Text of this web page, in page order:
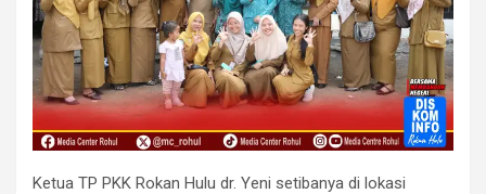
Ketua TP PKK Rokan Hulu dr. Yeni setibanya di lokasi